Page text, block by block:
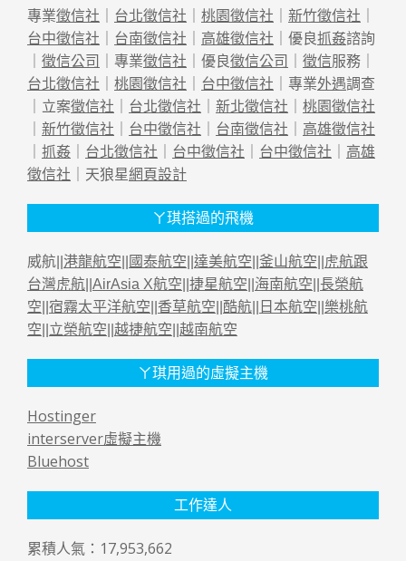
專業徵信社 台北徵信社 桃園徵信社 新竹徵信社
台中徵信社
台南徵信社 高雄徵信社 ｜優良抓姦諮詢
徵信公司 ｜專業徵信社 ｜優良徵信公司 徵信服務｜
台北徵信社
桃園徵信社 台中徵信社 ｜專業外遇調查
｜立案徵信社 台北徵信社 新北徵信社
桃園徵信社
新竹徵信社 台中徵信社 台南徵信社
高雄徵信社
抓姦 台北徵信社 台中徵信社 台中徵信社
高雄
徵信社 ｜天狼星網頁設計
ㄚ琪搭過的飛機
威航|| 港龍航空 國泰航空 達美航空 釜山航空
虎航跟
台灣虎航 AirAsia X航空 捷星航空 海南航空 長榮航
空 宿霧太平洋航空 香草航空 酷航 日本航空 樂桃航
空 立榮航空 越捷航空 越南航空
ㄚ琪用過的虛擬主機
Hostinger
interserver虛擬主機
Bluehost
工作達人
累積人氣：17,953,662